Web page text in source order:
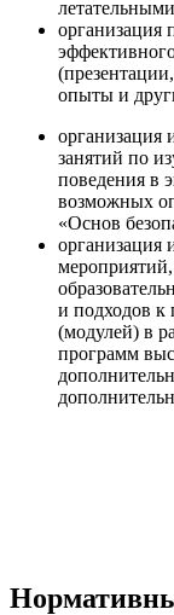
организация
опыты и
организация
занятий по
поведения в
возможных
«Основ
организация
и подходов
(модулей) в
программ